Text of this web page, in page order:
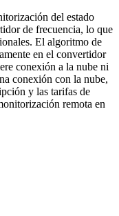
del estado
de frecuencia, lo que
El algoritmo de
en el convertidor
conexión a la nube ni
conexión con la nube,
y las tarifas de
remota en